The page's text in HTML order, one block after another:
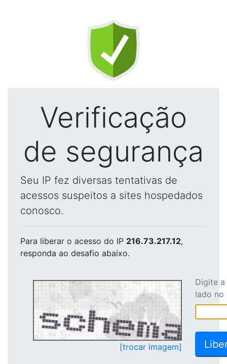
Verificação
de segurança
Seu IP fez diversas tentativas de
acessos suspeitos a sites hospedados
conosco.
Para liberar o acesso do IP 216.73.217.12,
responda ao desafio abaixo.
[trocar imagem]
Digite
lado no